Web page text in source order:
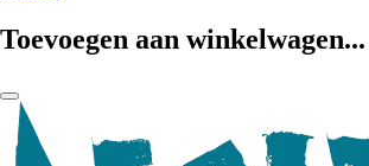
Toevoegen aan winkelwagen...